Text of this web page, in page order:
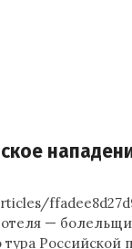
—
тура